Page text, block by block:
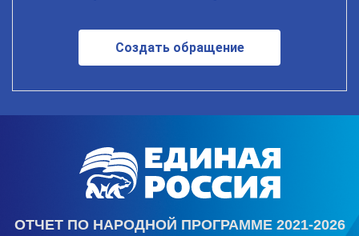
Создать обращение
ОТЧЕТ ПО НАРОДНОЙ ПРОГРАММЕ 2021-2026